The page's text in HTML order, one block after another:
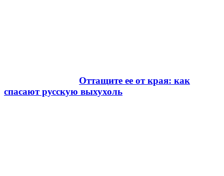
Оттащите ее от края: как
спасают русскую выхухоль